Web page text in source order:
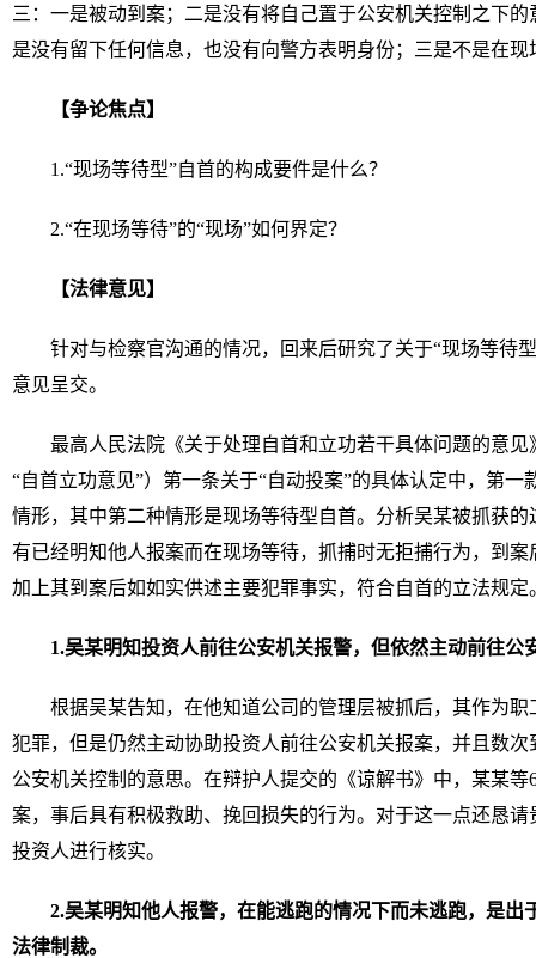
三：一是被动到案；二是没有将自己置于公安机关控制之下
是没有留下任何信息，也没有向警方表明身份；三是不是在现
【争论焦点】
1.“现场等待型”自首的构成要件是什么？
2.“在现场等待”的“现场”如何界定？
【法律意见】
针对与检察官沟通的情况，回来后研究了关于“现场等待
意见呈交。
最高人民法院《关于处理自首和立功若干具体问题的意见
“自首立功意见”）第一条关于“自动投案”的具体认定中，第
情形，其中第二种情形是现场等待型自首。分析吴某被抓获
有已经明知他人报案而在现场等待，抓捕时无拒捕行为，到
加上其到案后如如实供述主要犯罪事实，符合自首的立法规定
1.吴某明知投资人前往公安机关报警，但依然主动前往公
根据吴某告知，在他知道公司的管理层被抓后，其作为
犯罪，但是仍然主动协助投资人前往公安机关报案，并且数
公安机关控制的意思。在辩护人提交的《谅解书》中，某某
案，事后具有积极救助、挽回损失的行为。对于这一点还恳
投资人进行核实。
2.吴某明知他人报警， 在能逃跑的情况下而未逃跑，是出
法律制裁。